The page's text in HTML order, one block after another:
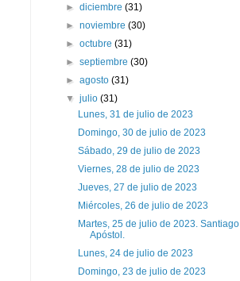
►diciembre(31)
►noviembre(30)
►octubre(31)
►septiembre(30)
►agosto(31)
▼julio(31)
Lunes, 31 de julio de 2023
Domingo, 30 de julio de 2023
Sábado, 29 de julio de 2023
Viernes, 28 de julio de 2023
Jueves, 27 de julio de 2023
Miércoles, 26 de julio de 2023
Martes, 25 de julio de 2023. Santiago
Apóstol.
Lunes, 24 de julio de 2023
Domingo, 23 de julio de 2023